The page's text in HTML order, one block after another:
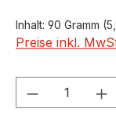
Inhalt: 90 Gramm
Preise inkl.
Produkt